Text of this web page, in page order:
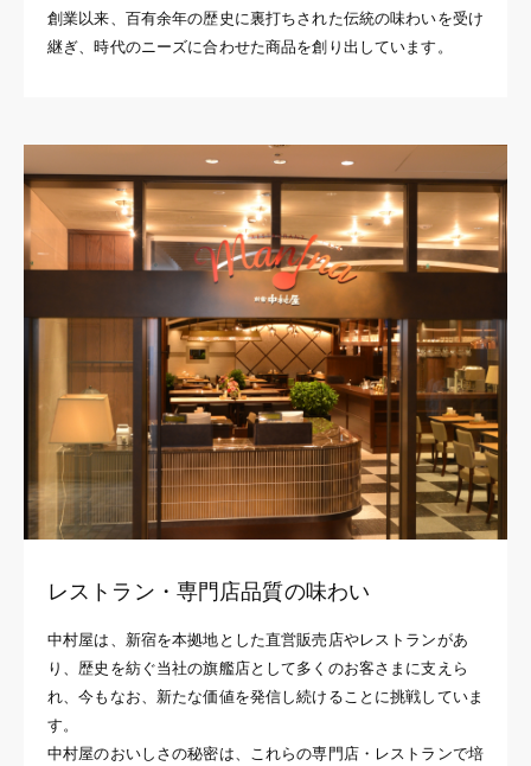
創業以来、百有余年の歴史に裏打ちされた伝統の味わいを受け
継ぎ、時代のニーズに合わせた商品を創り出しています。
レストラン・専門店品質の味わい
中村屋は、新宿を本拠地とした直営販売店やレストランがあ
り、歴史を紡ぐ当社の旗艦店として多くのお客さまに支えら
れ、今もなお、新たな価値を発信し続けることに挑戦していま
す。
中村屋のおいしさの秘密は、これらの専門店・レストランで培